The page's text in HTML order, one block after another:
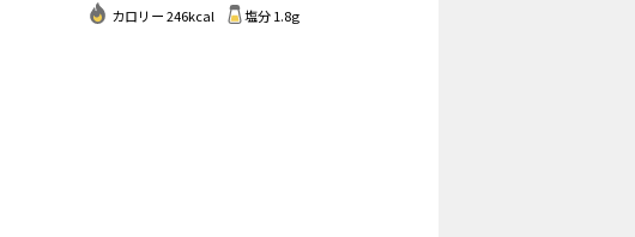
カロリー 246kcal
塩分 1.8g